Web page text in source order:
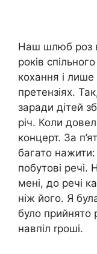
Наш шлюб роз
років
кохання і лише
претензіях.
заради дітей
річ. Коли
концерт. За
багато
побутові
мені, до речі
ніж його. Я
було прийнято
навпіл rроші.